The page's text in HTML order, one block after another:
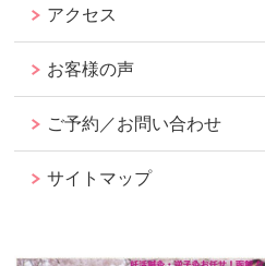
アクセス
お客様の声
ご予約／お問い合わせ
サイトマップ